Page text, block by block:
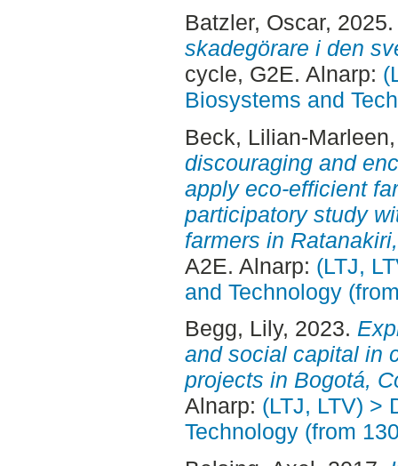
Batzler, Oscar,
skadegörare i den
cycle, G2E. Alnarp:
Biosystems and
Beck, Lilian-Marleen
discouraging and
apply eco-efficient
participatory study
farmers in
A2E. Alnarp: (LTJ,
and Technology
Begg, Lily, 2023.
and social capital in
projects in Bogotá,
Alnarp: (LTJ, LTV) >
Technology (from